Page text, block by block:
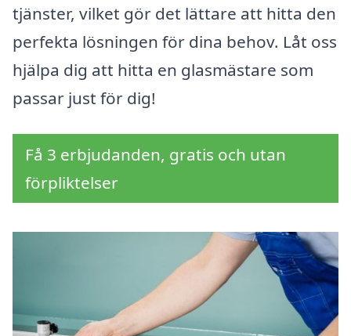
tjänster, vilket gör det lättare att hitta den
perfekta lösningen för dina behov. Låt oss
hjälpa dig att hitta en glasmästare som
passar just för dig!
Få 3 erbjudanden, gratis och utan
förpliktelser